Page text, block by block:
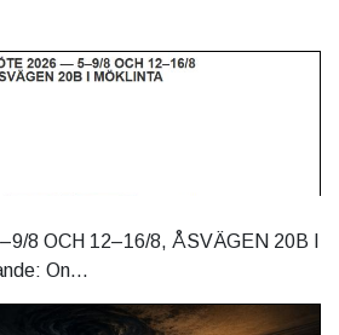
8 OCH 12–16/8, ÅSVÄGEN 20B I
On...